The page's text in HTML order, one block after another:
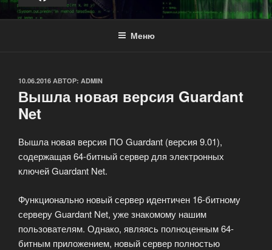
Меню
ОПУБЛИКОВАНО
10.06.2016 АВТОР: ADMIN
Вышла новая версия Guardant
Net
Вышла новая версия ПО Guardant (версия 9.01),
содержащая 64-битный сервер для электронных
ключей Guardant Net.
Функционально новый сервер идентичен 16-битному
серверу Guardant Net, уже знакомому нашим
пользователям. Однако, являясь полноценным 64-
битным приложением, новый сервер полностью